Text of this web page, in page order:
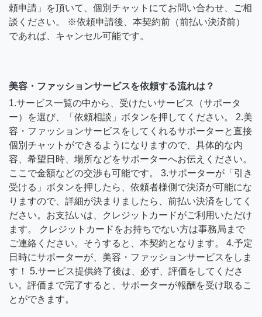
頼申請」を頂いて、個別チャットにてお問い合わせ、ご相
談ください。 ※依頼申請後、本契約前（前払い決済前）
であれば、キャンセル可能です。
美容・ファッションサービスを依頼する流れは？
1.サービス一覧の中から、受けたいサービス（サポータ
ー）を選び、「依頼相談」ボタンを押してください。 2.美
容・ファッションサービスをしてくれるサポーターと直接
個別チャットができるようになりますので、具体的な内
容、希望日時、場所などをサポーターへお伝えください。
ここで金額などの交渉も可能です。 3.サポーターが「引き
受ける」ボタンを押したら、依頼者様側で決済が可能にな
りますので、詳細が決まりましたら、前払い決済をしてく
ださい。お支払いは、クレジットカードがご利用いただけ
ます。 クレジットカードをお持ちでない方は事務局まで
ご連絡ください。そうすると、本契約となります。 4.予定
日時にサポーターが、美容・ファッションサービスをしま
す！ 5.サービス提供終了後は、必ず、評価をしてくださ
い。評価まで完了すると、サポーターが報酬を受け取るこ
とができます。